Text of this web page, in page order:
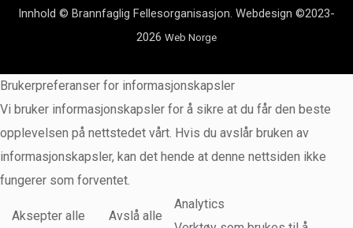
Innhold © Brannfaglig Fellesorganisasjon. Webdesign ©2023-
2026 Web Norge
Brukerpreferanser for informasjonskapsler
Vi bruker informasjonskapsler for å sikre at du får den beste
opplevelsen på nettstedet vårt. Hvis du avslår bruken av
informasjonskapsler, kan det hende at denne nettsiden ikke
fungerer som forventet.
Aksepter alle Avslå alle
Analytics